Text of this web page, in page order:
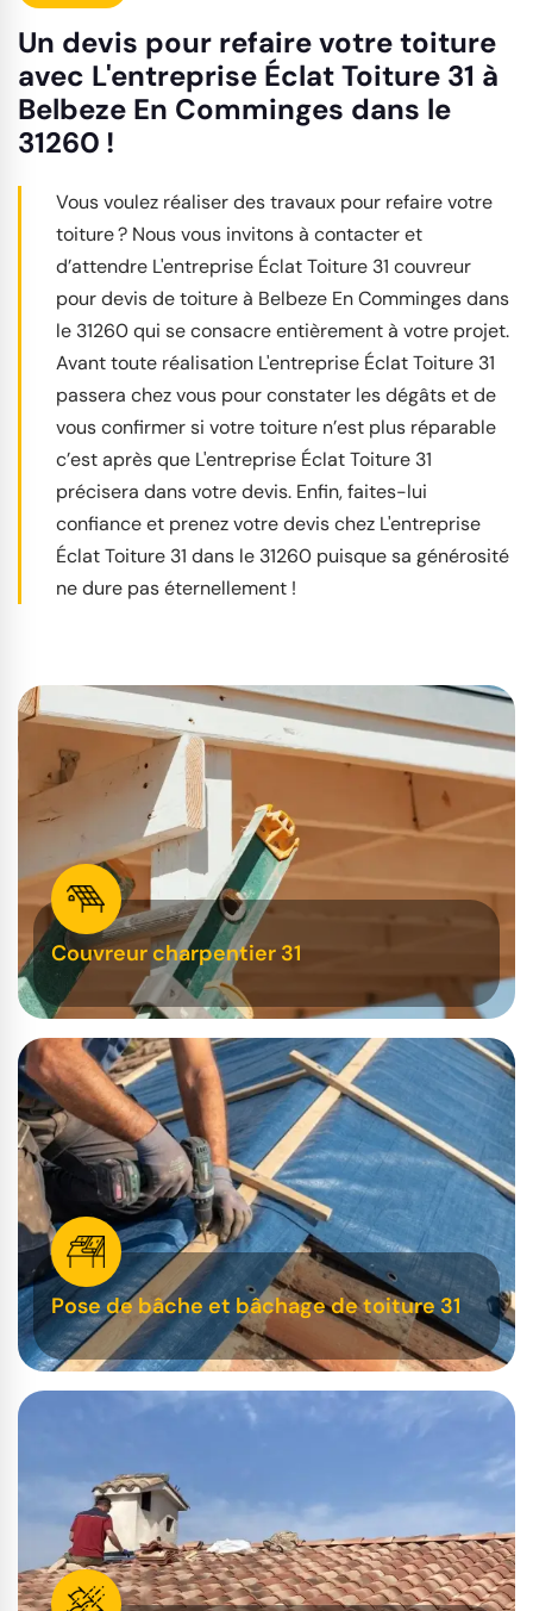
Un devis pour refaire votre toiture
avec L'entreprise Éclat Toiture 31 à
Belbeze En Comminges dans le
31260 !
Vous voulez réaliser des travaux pour refaire votre
toiture ? Nous vous invitons à contacter et
d’attendre L'entreprise Éclat Toiture 31 couvreur
pour devis de toiture à Belbeze En Comminges dans
le 31260 qui se consacre entièrement à votre projet.
Avant toute réalisation L'entreprise Éclat Toiture 31
passera chez vous pour constater les dégâts et de
vous confirmer si votre toiture n’est plus réparable
c’est après que L'entreprise Éclat Toiture 31
précisera dans votre devis. Enfin, faites-lui
confiance et prenez votre devis chez L'entreprise
Éclat Toiture 31 dans le 31260 puisque sa générosité
ne dure pas éternellement !
Couvreur charpentier 31
Pose de bâche et bâchage de toiture 31